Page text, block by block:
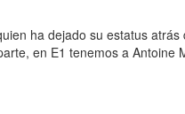
ha dejado su estatus
en E1 tenemos a